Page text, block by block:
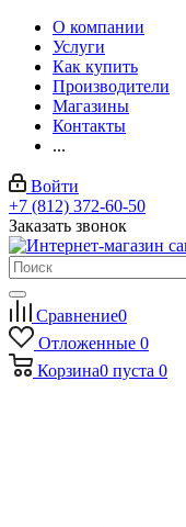
О компании
Услуги
Как купить
Производители
Магазины
Контакты
...
Войти
+7 (812) 372-60-50
Заказать звонок
Сравнение0
Отложенные 0
Корзина0 пуста 0